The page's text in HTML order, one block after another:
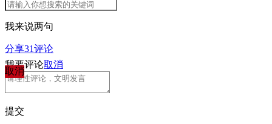
我来说两句
分享31评论
取消
我要评论取消
提交